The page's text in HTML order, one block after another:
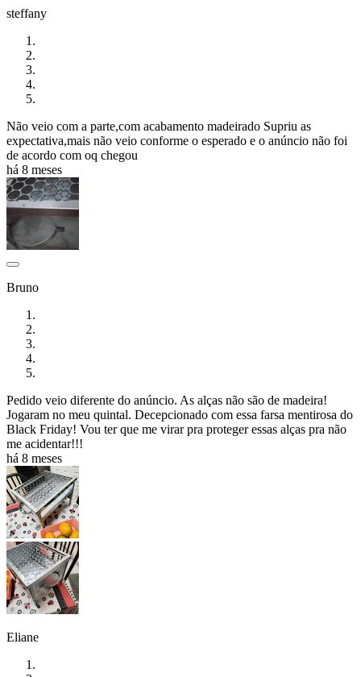
steffany
Não veio com a parte,com acabamento madeirado Supriu as
expectativa,mais não veio conforme o esperado e o anúncio não foi
de acordo com oq chegou
há 8 meses
Bruno
Pedido veio diferente do anúncio. As alças não são de madeira!
Jogaram no meu quintal. Decepcionado com essa farsa mentirosa do
Black Friday! Vou ter que me virar pra proteger essas alças pra não
me acidentar!!!
há 8 meses
Eliane